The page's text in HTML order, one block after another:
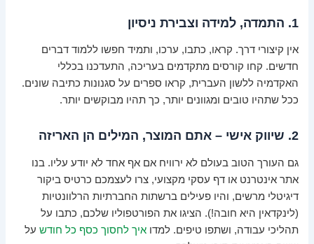
1. התמדה, למידה וצבירת ניסיון
אין קיצורי דרך. קראו, כתבו, ערכו, ותמיד חפשו ללמוד דברים
חדשים. קחו קורסים מתקדמים בעריכה, התעדכנו בכללי
האקדמיה ללשון העברית, קראו ספרים על סגנונות כתיבה שונים.
ככל שתהיו טובים ומגוונים יותר, כך תהיו מבוקשים יותר.
2. שיווק אישי – אתם המוצר, המילים הן האריזה
גם העורך הטוב בעולם לא ירוויח אם אף אחד לא יודע עליו. בנו
אתר אינטרנט או דף עסקי מקצועי, צרו לעצמכם כרטיס ביקור
דיגיטלי מרשים, והיו פעילים ברשתות החברתיות הרלוונטיות
(לינקדאין היא חובה!). הציגו את הפורטפוליו שלכם, כתבו על
תהליכי עבודה, ושתפו טיפים. למדואיך לחסוך כסף כל חודש על